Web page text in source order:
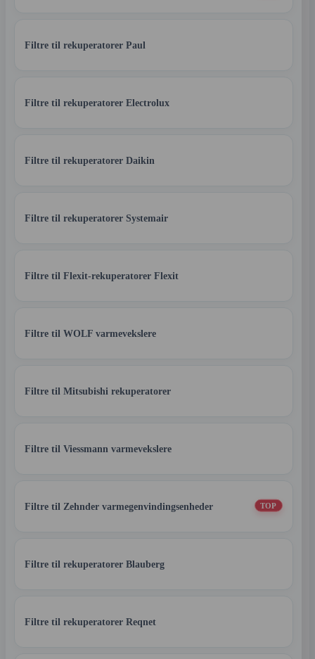
Filtre til rekuperatorer Paul
Filtre til rekuperatorer Electrolux
Filtre til rekuperatorer Daikin
Filtre til rekuperatorer Systemair
Filtre til Flexit-rekuperatorer Flexit
Filtre til WOLF varmevekslere
Filtre til Mitsubishi rekuperatorer
Filtre til Viessmann varmevekslere
Filtre til Zehnder varmegenvindingsenheder TOP
Filtre til rekuperatorer Blauberg
Filtre til rekuperatorer Reqnet